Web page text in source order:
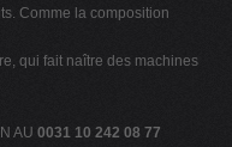
Comme la composition
qui fait naître des machines
AU 0031 10 242 08 77